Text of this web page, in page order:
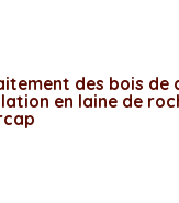
des bois de
en laine de